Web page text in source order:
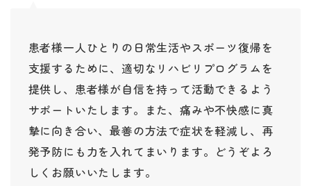
患者様一人ひとりの日常生活やスポーツ復帰を
支援するために、適切なリハビリプログラムを
提供し、患者様が自信を持って活動できるよう
サポートいたします。また、痛みや不快感に真
摯に向き合い、最善の方法で症状を軽減し、再
発予防にも力を入れてまいります。どうぞよろ
しくお願いいたします。